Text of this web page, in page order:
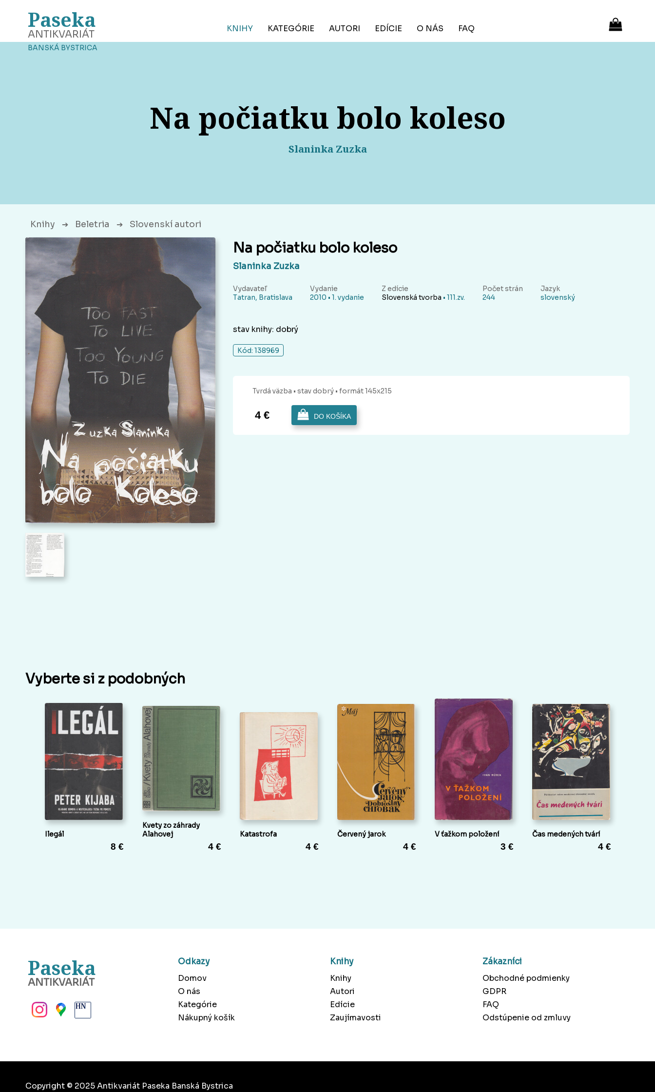
Paseka
ANTIKVARIÁT
BANSKÁ BYSTRICA
KNIHY KATEGÓRIE AUTORI EDÍCIE O NÁS FAQ
Na počiatku bolo koleso
Slaninka Zuzka
Knihy ➔ Beletria ➔ Slovenskí autori
Na počiatku bolo koleso
Slaninka Zuzka
Vydavateľ
Tatran, Bratislava
Vydanie
2010 • 1. vydanie
Z edície
Slovenská tvorba • 111.zv.
Počet strán
244
Jazyk
slovenský
stav knihy: dobrý
Kód: 138969
Tvrdá väzba • stav dobrý • formát 145x215
4 € DO KOŠÍKA
Vyberte si z podobných
Ilegál
8 €
Kvety zo záhrady
Alahovej
4 €
Katastrofa
4 €
Červený jarok
4 €
V ťažkom položení
3 €
Čas medených tvárí
4 €
Paseka
ANTIKVARIÁT
Odkazy
Domov
O nás
Kategórie
Nákupný košík
Knihy
Knihy
Autori
Edície
Zaujímavosti
Zákazníci
Obchodné podmienky
GDPR
FAQ
Odstúpenie od zmluvy
Copyright © 2025 Antikvariát Paseka Banská Bystrica